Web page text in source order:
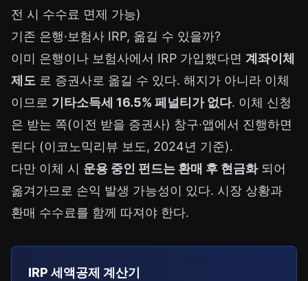
전 시 수수료 면제 가능)
기존 은행·보험사 IRP, 옮길 수 있을까?
이미 은행이나 보험사에서 IRP 가입했다면 계좌이체
제도 로 증권사로 옮길 수 있다. 해지가 아니라 이체
이므로 기타소득세 16.5% 페널티가 없다. 이체 신청
은 받는 쪽(이전 받을 증권사) 창구·앱에서 진행하면
된다 (이코노믹리뷰 보도, 2024년 기준).
다만 이체 시 운용 중인 펀드는 환매 후 현금화되어
옮겨가므로 손익 발생 가능성이 있다. 시장 상황과
환매 수수료를 함께 따져야 한다.
IRP 세액공제 계산기